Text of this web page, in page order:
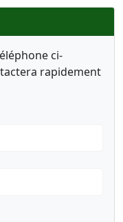
ci-
rapidement